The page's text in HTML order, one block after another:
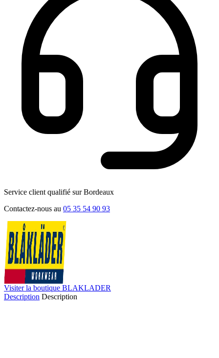
Service client qualifié sur Bordeaux
Contactez-nous au 05 35 54 90 93
Visiter la boutique BLAKLADER
Description Description